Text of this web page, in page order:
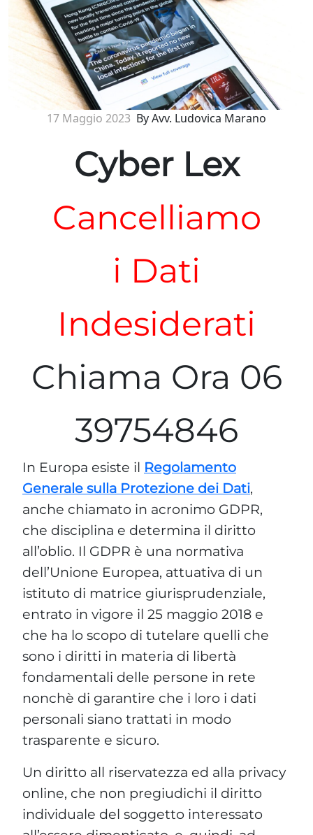
17 Maggio 2023 By Avv. Ludovica Marano
Cyber Lex
Cancelliamo
i Dati
Indesiderati
Chiama Ora 06
39754846
In Europa esiste il Regolamento
Generale sulla Protezione dei Dati,
anche chiamato in acronimo GDPR,
che disciplina e determina il diritto
all’oblio. Il GDPR è una normativa
dell’Unione Europea, attuativa di un
istituto di matrice giurisprudenziale,
entrato in vigore il 25 maggio 2018 e
che ha lo scopo di tutelare quelli che
sono i diritti in materia di libertà
fondamentali delle persone in rete
nonchè di garantire che i loro i dati
personali siano trattati in modo
trasparente e sicuro.
Un diritto all riservatezza ed alla privacy
online, che non pregiudichi il diritto
individuale del soggetto interessato